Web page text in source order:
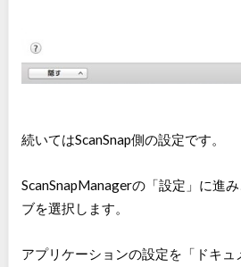
続いてはScanSnap側の設定です。
ScanSnapManagerの「設定」に進
ブを選択します。
アプリケーションの設定を「ドキ